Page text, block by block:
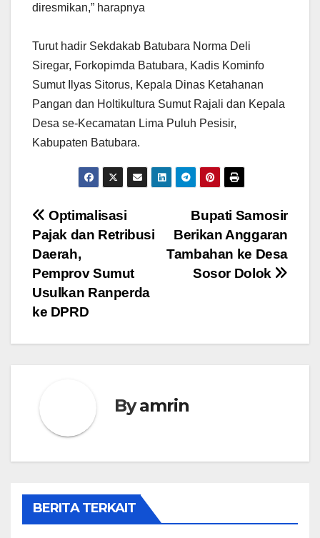
diresmikan,” harapnya
Turut hadir Sekdakab Batubara Norma Deli
Siregar, Forkopimda Batubara, Kadis Kominfo
Sumut Ilyas Sitorus, Kepala Dinas Ketahanan
Pangan dan Holtikultura Sumut Rajali dan Kepala
Desa se-Kecamatan Lima Puluh Pesisir,
Kabupaten Batubara.
Navigasi
pos
Bupati Samosir
Berikan Anggaran
Tambahan ke Desa
Sosor Dolok
Optimalisasi
Pajak dan Retribusi
Daerah,
Pemprov Sumut
Usulkan Ranperda
ke DPRD
Byamrin
BERITA TERKAIT